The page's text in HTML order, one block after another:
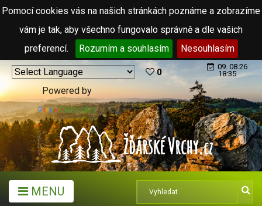
Pomocí cookies vás na našich stránkách poznáme a zobrazíme
vám je tak, aby všechno fungovalo správně a dle vašich
preferencí.
Rozumím a souhlasím Nesouhlasím
Powered by
Translate
0
09. 08.26
18:35
MENU